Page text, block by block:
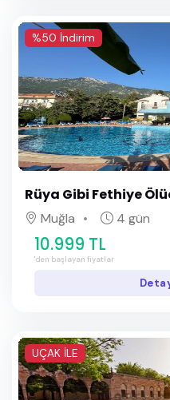
%50 İndirim
Rüya Gibi Fethiye
Muğla 4 gün
10.999 TL
'den başlayan fiyatlar
UÇAK İLE